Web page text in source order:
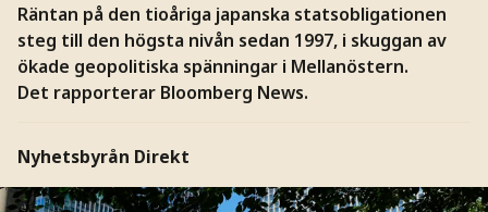
Räntan på den tioåriga japanska statsobligationen
steg till den högsta nivån sedan 1997, i skuggan av
ökade geopolitiska spänningar i Mellanöstern.
Det rapporterar Bloomberg News.
Nyhetsbyrån Direkt